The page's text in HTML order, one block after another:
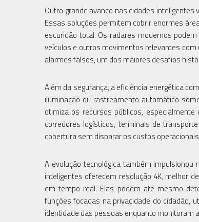
Outro grande avanço nas cidades
Essas soluções permitem cobrir enormes
escuridão total. Os radares modernos
veículos e outros movimentos relevantes
alarmes falsos, um dos maiores desafios
Além da segurança, a eficiência energética
iluminação ou rastreamento automático
otimiza os recursos públicos,
corredores logísticos, terminais de
cobertura sem disparar os custos
A evolução tecnológica também
inteligentes oferecem resolução 4K, melhor
em tempo real. Elas podem até mesmo
funções focadas na privacidade do cidadão,
identidade das pessoas enquanto monitoram